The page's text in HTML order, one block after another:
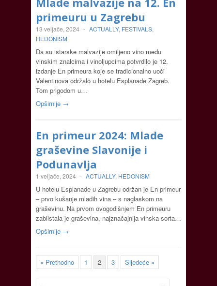
primeuru u Zagrebu
13 veljače, 2024 - ACTUALLY, FESTIVALS,
HEDONISM
Da su istarske malvazije omiljeno vino među
vinskim znalcima i vinoljupcima potvrdilo je 12.
izdanje En primeura koje se tradicionalno uoči
Valentinova održalo u hotelu Esplanade Zagreb.
Tom prigodom u…
Opširnije →
En primeur 2024: Mlade
graševine Slavonije i
Podunavlja
1 veljače, 2024 - ACTUALLY, HEDONISM
U hotelu Esplanade u Zagrebu održan je En primeur
– prvo kušanje mladih vina – s naglaskom na
graševinu. Na prvom ovogodišnjem En primeuru
zablistala je graševina, najznačajnija vinska sorta…
Opširnije →
« Prethodno 1 2 3 Sljedeće »